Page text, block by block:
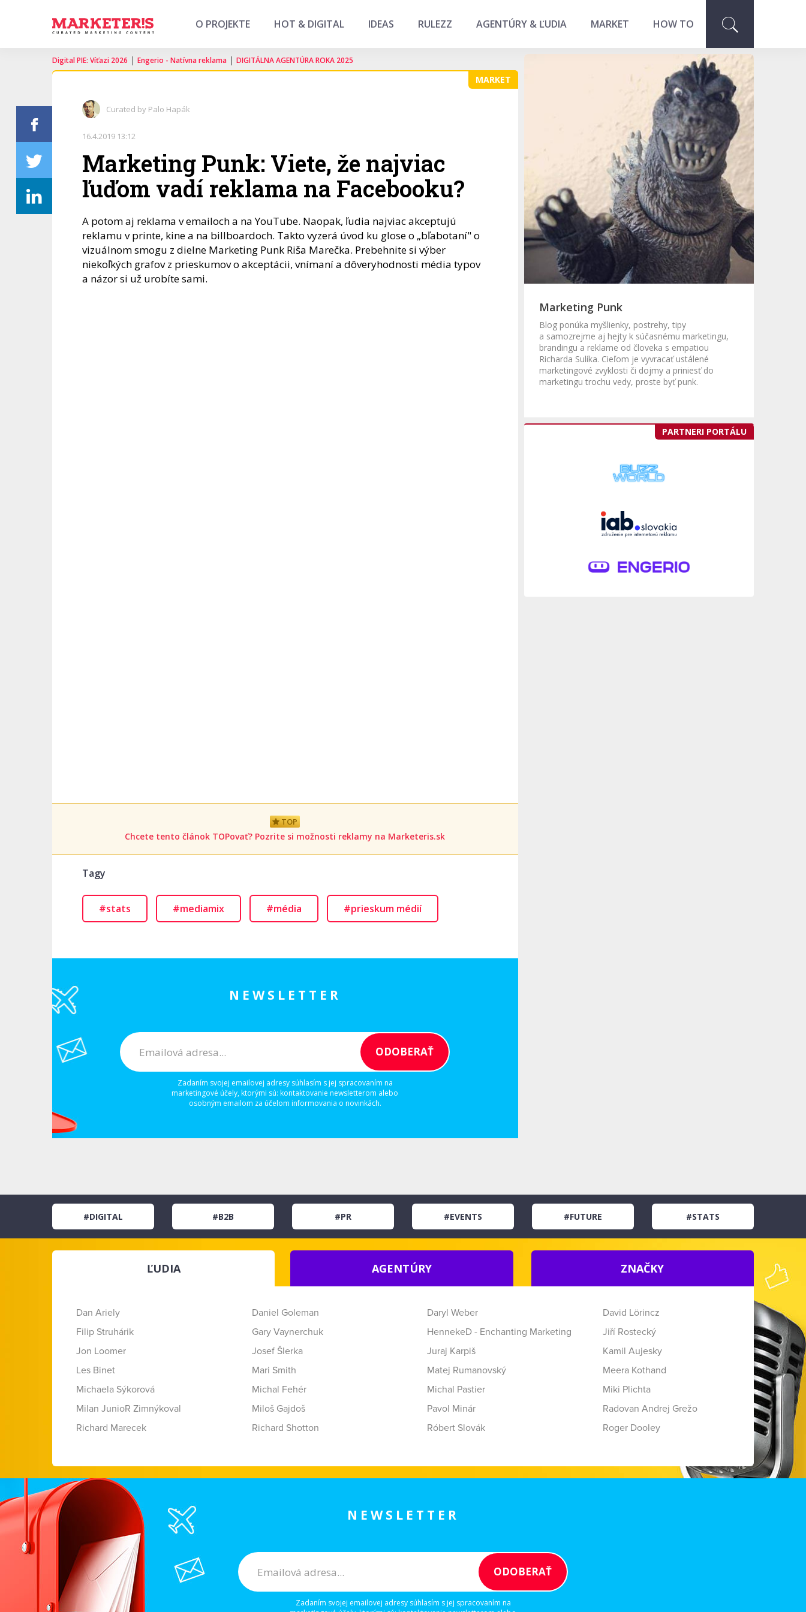
O PROJEKTE HOT & DIGITAL IDEAS RULEZZ AGENTÚRY & ĽUDIA MARKET HOW TO
Digital PIE: Víťazi 2026 | Engerio - Natívna reklama | DIGITÁLNA AGENTÚRA ROKA 2025
MARKET
Curated by Palo Hapák
16.4.2019 13:12
Marketing Punk: Viete, že najviac
ľuďom vadí reklama na Facebooku?
A potom aj reklama v emailoch a na YouTube. Naopak, ľudia najviac akceptujú
reklamu v printe, kine a na billboardoch. Takto vyzerá úvod ku glose o „bľabotaní" o
vizuálnom smogu z dielne Marketing Punk Riša Marečka. Prebehnite si výber
niekoľkých grafov z prieskumov o akceptácii, vnímaní a dôveryhodnosti média typov
a názor si už urobíte sami.
TOP
Chcete tento článok TOPovať? Pozrite si možnosti reklamy na Marketeris.sk
Tagy
#stats #mediamix #média #prieskum médií
NEWSLETTER
Zadaním svojej emailovej adresy súhlasím s jej spracovaním na
marketingové účely, ktorými sú: kontaktovanie newsletterom alebo
osobným emailom za účelom informovania o novinkách.
Marketing Punk
Blog ponúka myšlienky, postrehy, tipy
a samozrejme aj hejty k súčasnému marketingu,
brandingu a reklame od človeka s empatiou
Richarda Sulíka. Cieľom je vyvracať ustálené
marketingové zvyklosti či dojmy a priniesť do
marketingu trochu vedy, proste byť punk.
PARTNERI PORTÁLU
#DIGITAL #B2B #PR #EVENTS #FUTURE #STATS
ĽUDIA AGENTÚRY ZNAČKY
Dan Ariely Daniel Goleman Daryl Weber
David Lörincz
Filip Struhárik
Gary Vaynerchuk HennekeD - Enchanting Marketing
Jiří Rostecký
Jon Loomer
Josef Šlerka Juraj Karpiš
Kamil Aujesky
Les Binet
Mari Smith Matej Rumanovský
Meera Kothand
Michaela Sýkorová
Michal Fehér Michal Pastier
Miki Plichta
Milan JunioR Zimnýkoval
Miloš Gajdoš Pavol Minár
Radovan Andrej Grežo
Richard Marecek
Richard Shotton Róbert Slovák Roger Dooley
NEWSLETTER
Zadaním svojej emailovej adresy súhlasím s jej spracovaním na